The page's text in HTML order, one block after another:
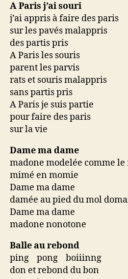
A Paris j’ai souri
j’ai appris à faire des paris
sur les pavés malappris
des partis pris
A Paris les souris
parent les parvis
rats et souris malappris
sans partis pris
A Paris je suis partie
pour faire des paris
sur la vie
Dame ma dame
madone modelée comme le
mimé en momie
Dame ma dame
damée au pied du mol
Dame ma dame
madone nonotone
Balle au rebond
ping pong boiiinng
don et rebond du bon